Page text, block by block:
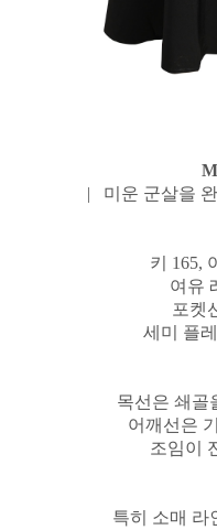
| 미운 군살을
키 165,
여유
포켓
세미 플
목선은 쇄골
어깨선은
조임이
특히 소매 라